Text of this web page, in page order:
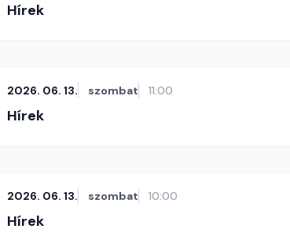
Hírek
2026. 06. 13. szombat 11:00
Hírek
2026. 06. 13. szombat 10:00
Hírek